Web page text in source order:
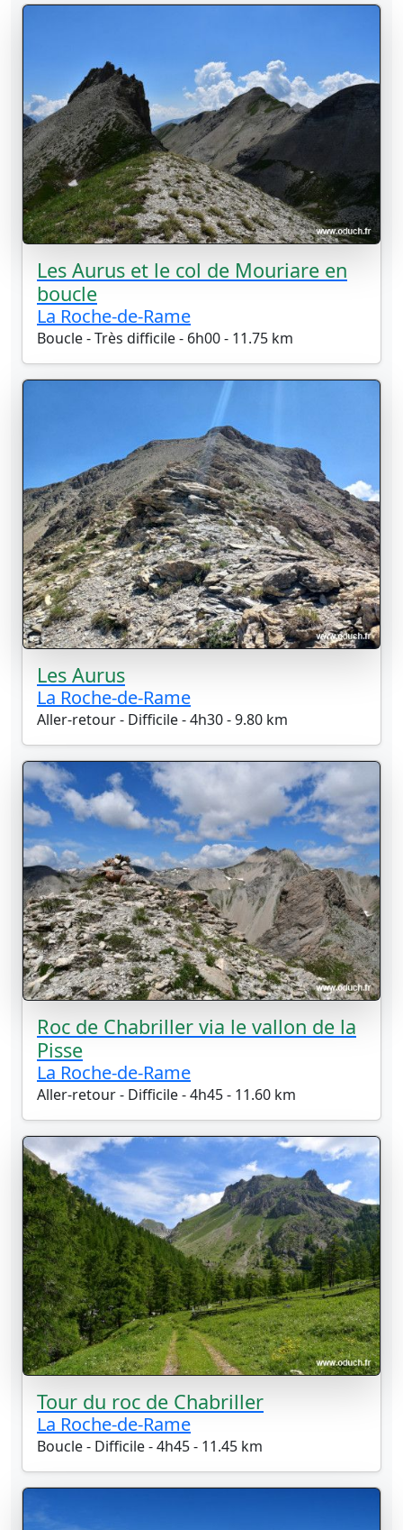
Les Aurus et le col de Mouriare en
boucle
La Roche-de-Rame
Boucle - Très difficile - 6h00 - 11.75 km
Les Aurus
La Roche-de-Rame
Aller-retour - Difficile - 4h30 - 9.80 km
Roc de Chabriller via le vallon de la
Pisse
La Roche-de-Rame
Aller-retour - Difficile - 4h45 - 11.60 km
Tour du roc de Chabriller
La Roche-de-Rame
Boucle - Difficile - 4h45 - 11.45 km